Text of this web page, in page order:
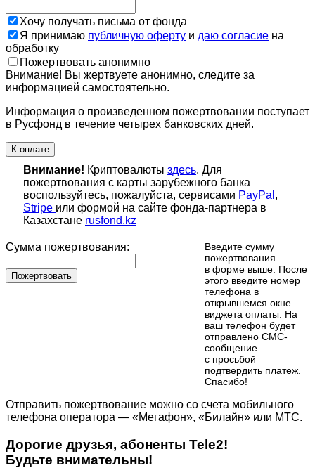
Хочу получать письма от фонда
Я принимаю публичную оферту и даю согласие на
обработку
Пожертвовать анонимно
Внимание! Вы жертвуете анонимно, следите за
информацией самостоятельно.
Информация о произведенном пожертвовании поступает
в Русфонд в течение четырех банковских дней.
К оплате
Внимание! Криптовалюты здесь. Для
пожертвования с карты зарубежного банка
воспользуйтесь, пожалуйста, сервисами PayPal ,
Stripe или формой на сайте фонда-партнера в
Казахстане rusfond.kz
Сумма пожертвования:
Пожертвовать
Введите сумму
пожертвования
в форме выше. После
этого введите номер
телефона в
открывшемся окне
виджета оплаты. На
ваш телефон будет
отправлено СМС-
сообщение
с просьбой
подтвердить платеж.
Cпасибо!
Отправить пожертвование можно со счета мобильного
телефона оператора — «Мегафон», «Билайн» или МТС.
Дорогие друзья, абоненты Tele2!
Будьте внимательны!